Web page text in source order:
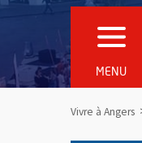
MENU
OUVRIR LE
Vivre à Angers